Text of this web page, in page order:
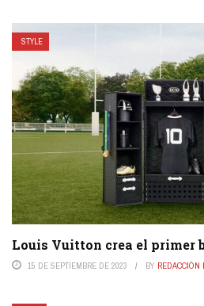
STYLE
Louis Vuitton crea el primer
15 DE SEPTIEMBRE DE 2023 BY REDACCIÓN